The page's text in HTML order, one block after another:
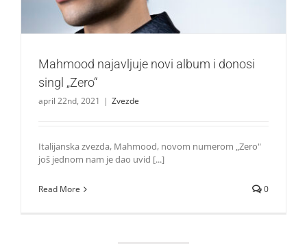
Mahmood najavljuje novi album i donosi
singl „Zero“
april 22nd, 2021 | Zvezde
Italijanska zvezda, Mahmood, novom numerom „Zero"
još jednom nam je dao uvid [...]
Read More 0